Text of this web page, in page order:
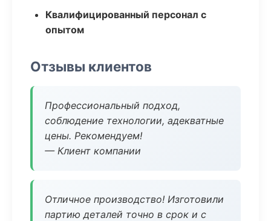
Квалифицированный персонал с
опытом
Отзывы клиентов
Профессиональный подход,
соблюдение технологии, адекватные
цены. Рекомендуем!
— Клиент компании
Отличное производство! Изготовили
партию деталей точно в срок и с